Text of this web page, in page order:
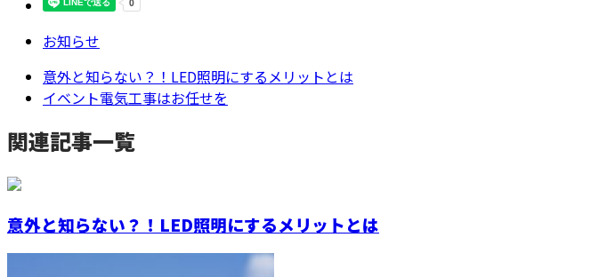
お知らせ
意外と知らない？！LED照明にするメリットとは
イベント電気工事はお任せを
関連記事一覧
意外と知らない？！LED照明にするメリットとは